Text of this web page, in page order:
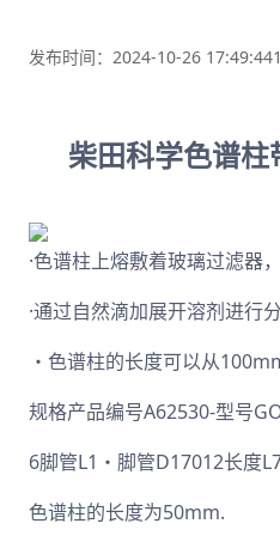
发布时间：2024-10-26 17:49:44
柴田科学色谱
·色谱柱上熔敷着玻璃过滤器
·通过自然滴加展开溶剂进行
・色谱柱的长度可以从
规格产品编号A62530-型号
6脚管L1・脚管D17012长度
色谱柱的长度为50mm.